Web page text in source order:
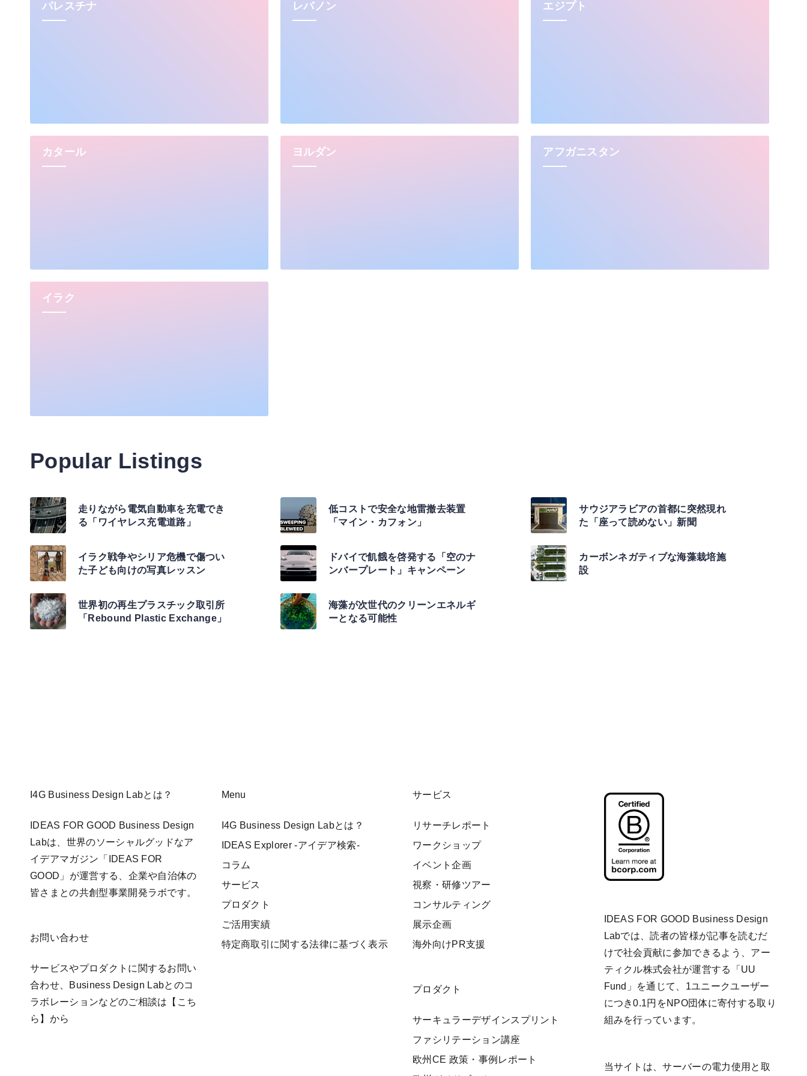
パレスチナ レバノン エジプト
カタール ヨルダン アフガニスタン
イラク
Popular Listings
走りながら電気自動車を充電でき
る「ワイヤレス充電道路」
低コストで安全な地雷撤去装置
「マイン・カフォン」
サウジアラビアの首都に突然現れ
た「座って読めない」新聞
イラク戦争やシリア危機で傷つい
た子ども向けの写真レッスン
ドバイで飢餓を啓発する「空のナ
ンバープレート」キャンペーン
カーボンネガティブな海藻栽培施
設
世界初の再生プラスチック取引所
「Rebound Plastic Exchange」
海藻が次世代のクリーンエネルギ
ーとなる可能性
I4G Business Design Labとは？
IDEAS FOR GOOD Business Design
Labは、世界のソーシャルグッドなア
イデアマガジン「IDEAS FOR
GOOD」が運営する、企業や自治体の
皆さまとの共創型事業開発ラボです。
お問い合わせ
サービスやプロダクトに関するお問い
合わせ、Business Design Labとのコ
ラボレーションなどのご相談は 【こち
ら】 から
Menu
I4G Business Design Labとは？
IDEAS Explorer -アイデア検索-
コラム
サービス
プロダクト
ご活用実績
特定商取引に関する法律に基づく表示
サービス
リサーチレポート
ワークショップ
イベント企画
視察・研修ツアー
コンサルティング
展示企画
海外向けPR支援
プロダクト
サーキュラーデザインスプリント
ファシリテーション講座
欧州CE 政策・事例レポート
IDEAS FOR GOOD Business Design
Labでは、読者の皆様が記事を読むだ
けで社会貢献に参加できるよう、アー
ティクル株式会社が運営する「 UU
Fund 」を通じて、1ユニークユーザー
につき0.1円をNPO団体に寄付する取り
組みを行っています。
当サイトは、サーバーの電力使用と取